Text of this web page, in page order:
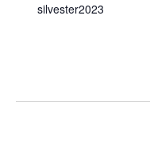
silvester2023